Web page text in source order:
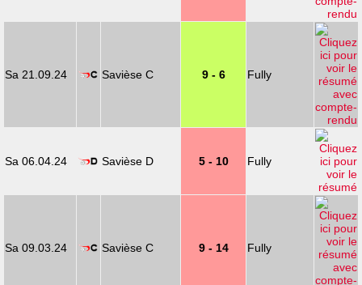
Sa 21.09.24 Savièse C 9 - 6 Fully
Sa 06.04.24 Savièse D 5 - 10 Fully
Sa 09.03.24 Savièse C 9 - 14 Fully